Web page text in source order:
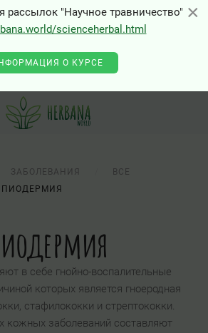
×
рассылок "Научное травничество"
scienceherbal.html
О КУРСЕ
ЗАБОЛЕВАНИЯ
ВСЕ
ПИОДЕРМИЯ
в себе гнойно-воспалительные
которых является гноеродная
стафилококки и стрептококки.
кожных заболеваний составляют
×